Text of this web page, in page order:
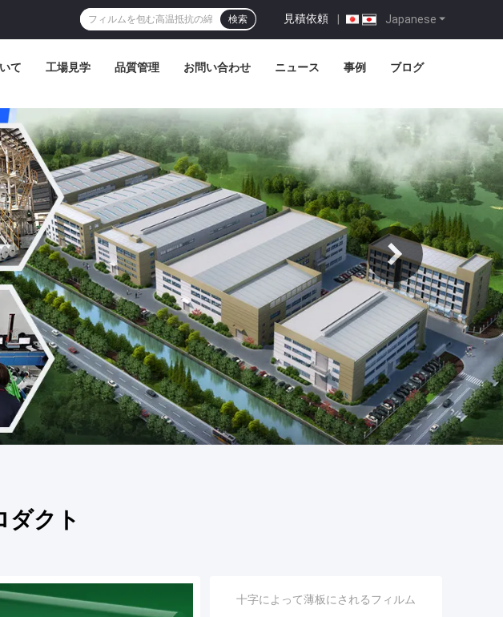
Japanese
見積依頼 |
検索
て 工場見学 品質管理 お問い合わせ ニュース 事例 ブログ
ダクト
十字によって薄板にされるフィルム